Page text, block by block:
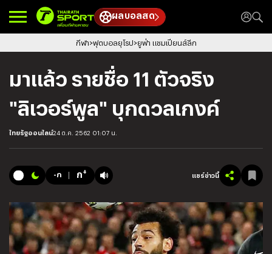
ผลบอลสด
กีฬา ฟุตบอลยุโรป ยูฟ่า แชมเปียนส์ลีก
มาแล้ว รายชื่อ 11 ตัวจริง
"ลิเวอร์พูล" บุกดวลเกงค์
ไทยรัฐออนไลน์24 ต.ค. 2562 01:07 น.
-ก ก+ แชร์ข่าวนี้